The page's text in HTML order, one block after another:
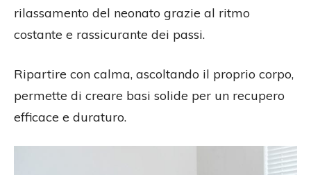
rilassamento del neonato grazie al ritmo
costante e rassicurante dei passi.
Ripartire con calma, ascoltando il proprio corpo,
permette di creare basi solide per un recupero
efficace e duraturo.